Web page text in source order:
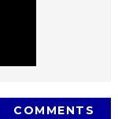
COMMENTS